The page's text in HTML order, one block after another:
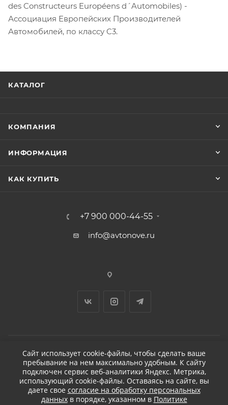
des Constructeurs Européens d´Automobiles) -
Ассоциация Европейских Производителей
Автомобилей, по классу C3.
КАТАЛОГ
КОМПАНИЯ
ИНФОРМАЦИЯ
КАК КУПИТЬ
+7 900 000-44-55
info@avtonove.ru
2026 © ДЕТЕЙЛИНГ-МАРКЕТ АВТОНОВЬЕ
Сайт использует cookie-файлы, чтобы сделать ваше
пребывание на нем максимально удобным. К cайту
подключен сервис веб-аналитики Яндекс. Метрика,
использующий cookie-файлы. Оставаясь на сайте, вы
даете свое согласие на обработку персональных
данныхв порядке, указанном в Политике